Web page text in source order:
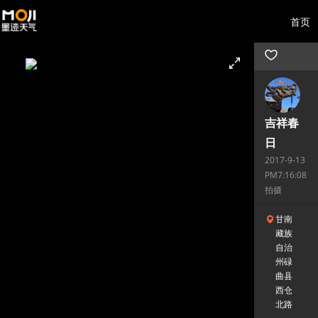
首页
吉祥春
日
2017-9-13
PM7:16:08
拍摄
甘南
藏族
自治
州碌
曲县
西仓
北路